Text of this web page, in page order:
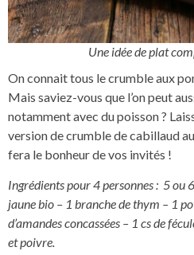
Une idée de plat
On connait tous le crumble aux
Mais saviez-vous que l’on peut
notamment avec du poisson ?
version de crumble de cabillaud
fera le bonheur de vos invités !
Ingrédients pour 4 personnes : 5 ou
jaune bio – 1 branche de thym – 1
d’amandes concassées – 1 cs de
et poivre.